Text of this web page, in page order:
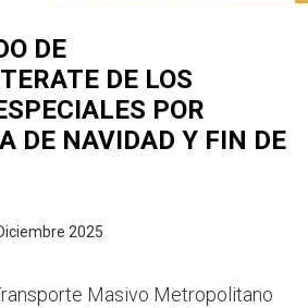
DE
DE LOS
POR
DE NAVIDAD Y FIN DE
2025
Masivo Metropolitano